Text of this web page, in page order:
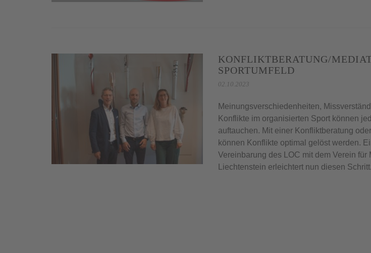
KONFLIKTBERATUNG/
SPORTUMFELD
02.10.2023
Meinungsverschiedenheiten,
Konflikte im organisierten Sport können
auftauchen. Mit einer Konfliktberatung
können Konflikte optimal gelöst werden.
Vereinbarung des LOC mit dem Verein für
Liechtenstein erleichtert nun diesen Schritt.